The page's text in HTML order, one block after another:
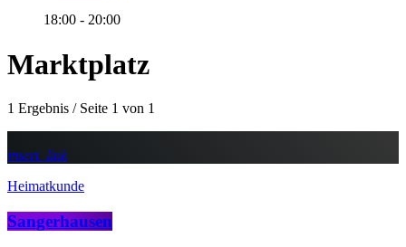
18:00 - 20:00
Marktplatz
1 Ergebnis / Seite 1 von 1
insert_link
Heimatkunde
Sangerhausen